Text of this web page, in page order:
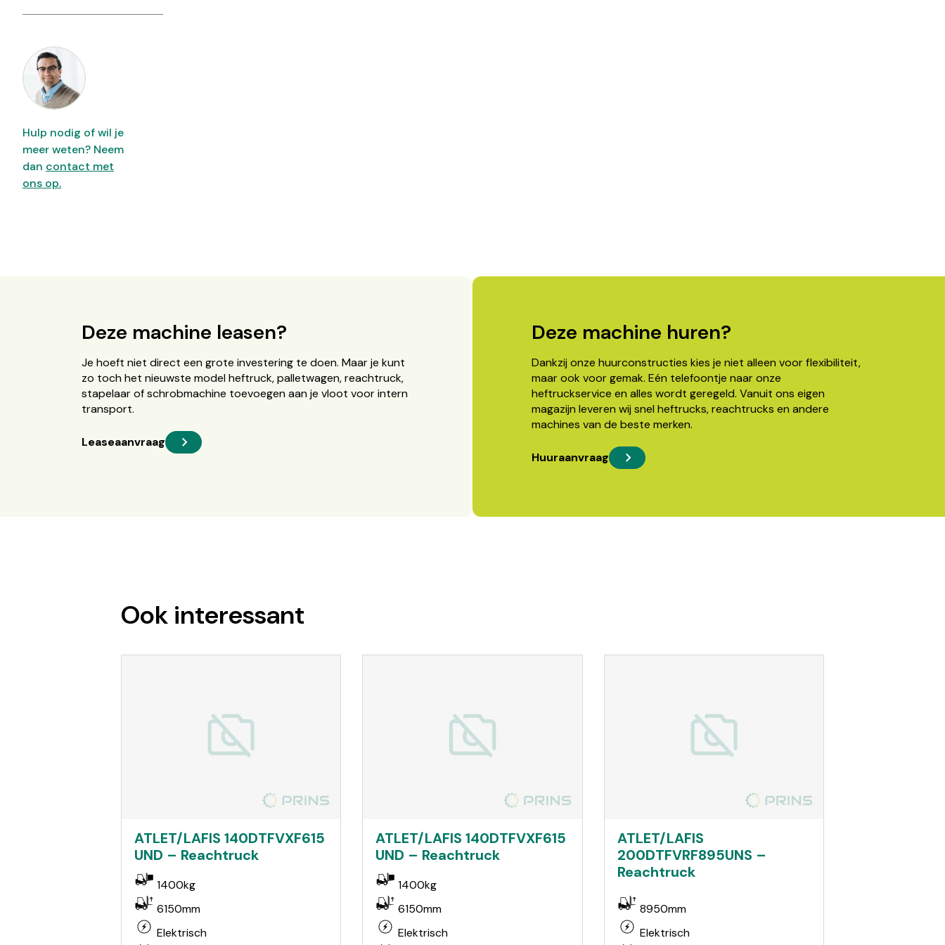
Hulp nodig of wil je
meer weten? Neem
dan contact met
ons op.
Deze machine leasen?
Je hoeft niet direct een grote investering te doen. Maar je kunt
zo toch het nieuwste model heftruck, palletwagen, reachtruck,
stapelaar of schrobmachine toevoegen aan je vloot voor intern
transport.
Leaseaanvraag
Deze machine huren?
Dankzij onze huurconstructies kies je niet alleen voor flexibiliteit,
maar ook voor gemak. Eén telefoontje naar onze
heftruckservice en alles wordt geregeld. Vanuit ons eigen
magazijn leveren wij snel heftrucks, reachtrucks en andere
machines van de beste merken.
Huuraanvraag
Ook interessant
ATLET/LAFIS 140DTFVXF615
UND – Reachtruck
1400kg
6150mm
Elektrisch
ATLET/LAFIS 140DTFVXF615
UND – Reachtruck
1400kg
6150mm
Elektrisch
ATLET/LAFIS
200DTFVRF895UNS –
Reachtruck
8950mm
Elektrisch